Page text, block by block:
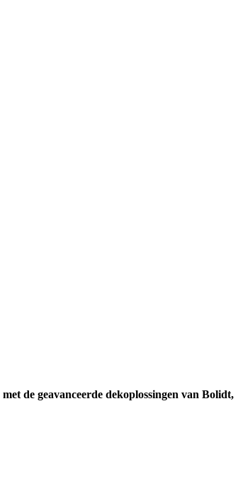
de geavanceerde dekoplossingen van Bolidt,